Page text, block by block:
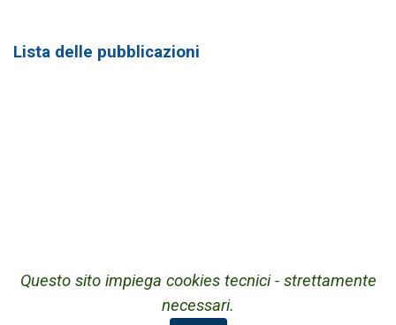
Lista delle pubblicazioni
Questo sito impiega cookies tecnici - strettamente
necessari.